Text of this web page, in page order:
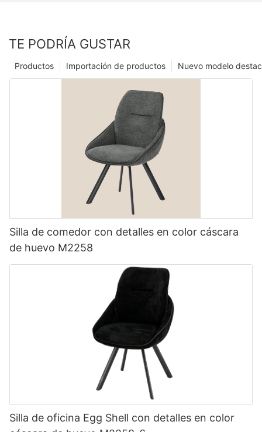
TE PODRÍA GUSTAR
Nuevo modelo
Importación de productos
Productos
Silla de comedor con detalles en color cáscara
de huevo M2258
Silla de oficina Egg Shell con detalles en color